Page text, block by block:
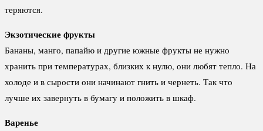
теряются.
Экзотические фрукты
Бананы, манго, папайю и другие южные фрукты не нужно
хранить при температурах, близких к нулю, они любят тепло. На
холоде и в сырости они начинают гнить и чернеть. Так что
лучше их завернуть в бумагу и положить в шкаф.
Варенье